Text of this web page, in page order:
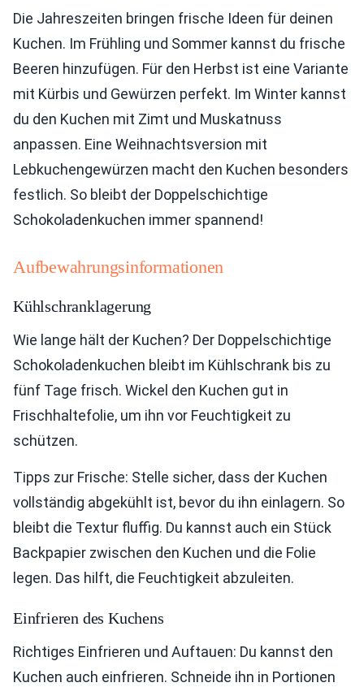
Die Jahreszeiten bringen frische Ideen für deinen
Kuchen. Im Frühling und Sommer kannst du frische
Beeren hinzufügen. Für den Herbst ist eine Variante
mit Kürbis und Gewürzen perfekt. Im Winter kannst
du den Kuchen mit Zimt und Muskatnuss
anpassen. Eine Weihnachtsversion mit
Lebkuchengewürzen macht den Kuchen besonders
festlich. So bleibt der Doppelschichtige
Schokoladenkuchen immer spannend!
Aufbewahrungsinformationen
Kühlschranklagerung
Wie lange hält der Kuchen? Der Doppelschichtige
Schokoladenkuchen bleibt im Kühlschrank bis zu
fünf Tage frisch. Wickel den Kuchen gut in
Frischhaltefolie, um ihn vor Feuchtigkeit zu
schützen.
Tipps zur Frische: Stelle sicher, dass der Kuchen
vollständig abgekühlt ist, bevor du ihn einlagern. So
bleibt die Textur fluffig. Du kannst auch ein Stück
Backpapier zwischen den Kuchen und die Folie
legen. Das hilft, die Feuchtigkeit abzuleiten.
Einfrieren des Kuchens
Richtiges Einfrieren und Auftauen: Du kannst den
Kuchen auch einfrieren. Schneide ihn in Portionen